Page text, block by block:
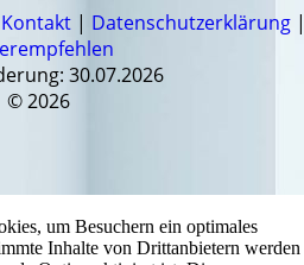
Kontakt | Datenschutzerklärung
30.07.2026
© 2026
um Besuchern ein optimales
Inhalte von Drittanbietern